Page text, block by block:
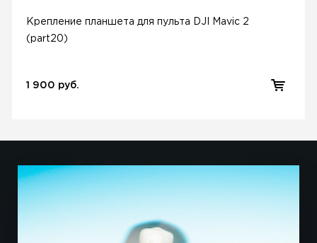
Крепление планшета для пульта DJI Mavic 2
(part20)
1 900 руб.